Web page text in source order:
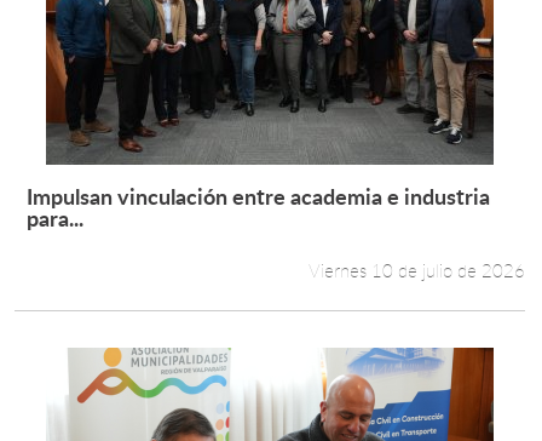
Leer más +
Impulsan vinculación entre academia e industria
para...
Viernes 10 de julio de 2026